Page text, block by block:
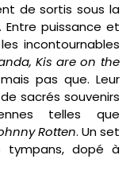
de sortis sous la
Entre puissance et
incontournables
Kis are on the
pas que. Leur
sacrés souvenirs
telles que
Rotten. Un set
tympans, dopé à